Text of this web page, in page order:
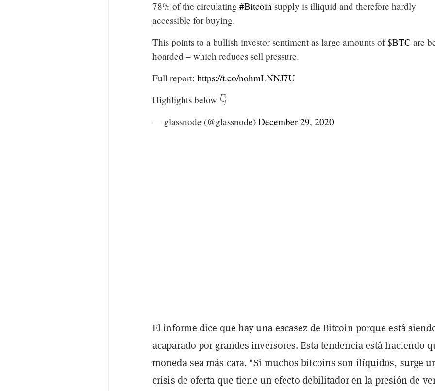
78% of the circulating #Bitcoin supply is illiquid and therefore hardly
accessible for buying.
This points to a bullish investor sentiment as large amounts of$BTC are
hoarded – which reduces sell pressure.
Full report: https://t.co/nohmLNNJ7U
Highlights below 👇
— glassnode (@glassnode) December 29, 2020
El informe dice que hay una escasez de Bitcoin porque está
acaparado por grandes inversores. Esta tendencia está haciendo
moneda sea más cara. "Si muchos bitcoins son ilíquidos, surge
crisis de oferta que tiene un efecto debilitador en la presión de